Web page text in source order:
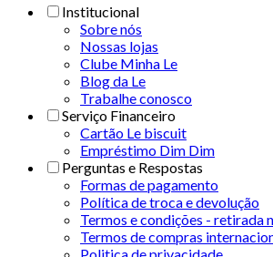
Institucional
Sobre nós
Nossas lojas
Clube Minha Le
Blog da Le
Trabalhe conosco
Serviço Financeiro
Cartão Le biscuit
Empréstimo Dim Dim
Perguntas e Respostas
Formas de pagamento
Política de troca e devolução
Termos e condições - retirada
Termos de compras